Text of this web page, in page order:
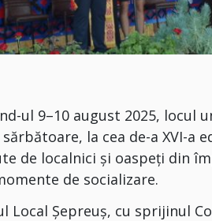
ul 9–10 august 2025, locul
la cea de-a XVI-a
de localnici și oaspeți din
de socializare.
Local Șepreuș, cu sprijinul